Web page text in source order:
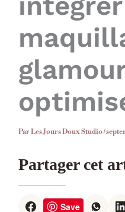
ParLes Jours Doux Studio/
Partager cet
Save